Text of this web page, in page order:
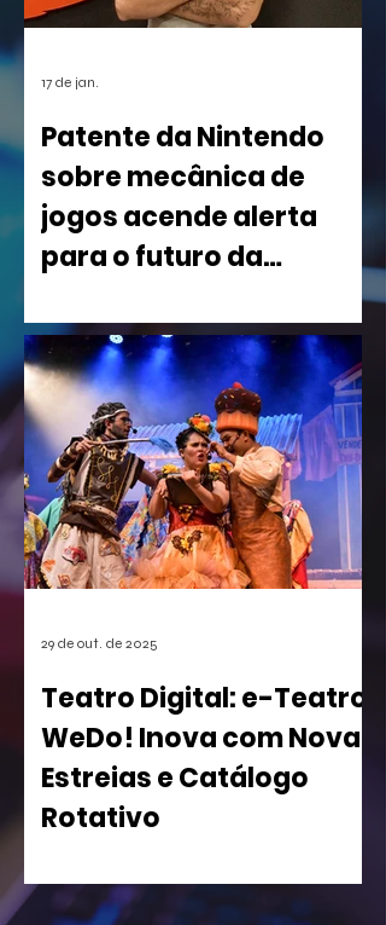
Patente da Nintendo
sobre mecânica de
jogos acende alerta
para o futuro da
Nintendo nos Estados Unidos está
causando um rebuliço no mundo dos
games. A empresa conseguiu o registro
de uma mecânica de invocação de
personagens secundários durante o
jogo, uma função super comum em
RPGs e jogos de ação. A medida, que
pode afetar o desenvolvimento de
centenas de futuros títulos, é vista
como um risco, especialmente para os
17 de jan.
Teatro Digital: e-Teatro
WeDo! Inova com Novas
Estreias e Catálogo
Rotativo
sua Casa de Espetáculos Virtual com
29 de out. de 2025